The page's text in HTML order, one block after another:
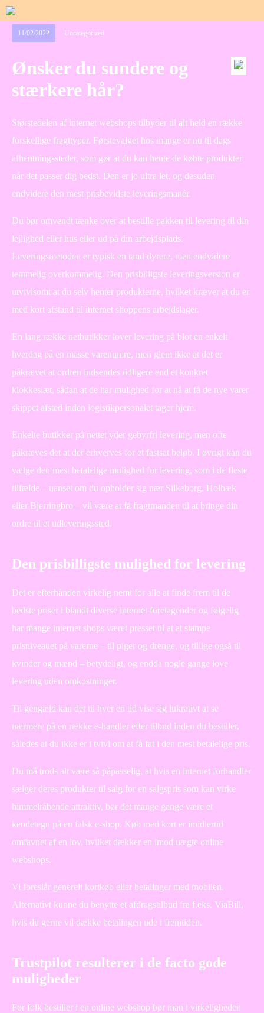
11/02/2022 Uncategorized
Ønsker du sundere og
stærkere hår?
Størstedelen af internet webshops tilbyder til alt held en række
forskellige fragttyper. Førstevalget hos mange er nu til dags
afhentningssteder, som gør at du kan hente de købte produkter
når det passer dig bedst. Den er jo ultra let, og desuden
endvidere den mest prisbevidste leveringsmanér.
Du bør omvendt tænke over at bestille pakken til levering til din
lejlighed eller hus eller ud på din arbejdsplads.
Leveringsmetoden er typisk en tand dyrere, men endvidere
temmelig overkommelig. Den prisbilligste leveringsversion er
utvivlsomt at du selv henter produkterne, hvilket kræver at du er
med kort afstand til internet shoppens arbejdslager.
En lang række netbutikker lover levering på blot en enkelt
hverdag på en masse varenumre, men glem ikke at det er
påkrævet at ordren indsendes tidligere end et konkret
klokkeslæt, sådan at de har mulighed for at nå at få de nye varer
skippet afsted inden logistikpersonalet tager hjem.
Enkelte butikker på nettet yder gebyrfri levering, men ofte
påkræves det at der erhverves for et fastsat beløb. I øvrigt kan du
vælge den mest betalelige mulighed for levering, som i de fleste
tilfælde – uanset om du opholder sig nær Silkeborg, Holbæk
eller Bjerringbro – vil være at få fragtmanden til at bringe din
ordre til et udleveringssted.
Den prisbilligste mulighed for levering
Det er efterhånden virkelig nemt for alle at finde frem til de
bedste priser i blandt diverse internet foretagender og følgelig
har mange internet shops været presset til at at stampe
prisniveauet på varerne – til piger og drenge, og tillige også til
kvinder og mænd – betydeligt, og endda nogle gange love
levering uden omkostninger.
Til gengæld kan det til hver en tid vise sig lukrativt at se
nærmere på en række e-handler efter tilbud inden du bestiller,
således at du ikke er i tvivl om at få fat i den mest betalelige pris.
Du må trods alt være så påpasselig, at hvis en internet forhandler
sælger deres produkter til salg for en salgspris som kan virke
himmelråbende attraktiv, bør det mange gange være et
kendetegn på en falsk e-shop. Køb med kort er imidlertid
omfavnet af en lov, hvilket dækker en imod uægte online
webshops.
Vi foreslår generelt kortkøb eller betalinger med mobilen.
Alternativt kunne du benytte et afdragstilbud fra f.eks. ViaBill,
hvis du gerne vil dække betalingen ude i fremtiden.
Trustpilot resulterer i de facto gode
muligheder
Før folk bestiller i en online webshop bør man i virkeligheden